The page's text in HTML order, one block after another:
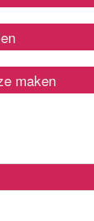
maken